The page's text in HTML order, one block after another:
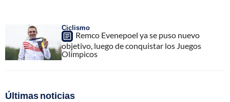
Ciclismo
Remco Evenepoel ya se puso nuevo
objetivo, luego de conquistar los Juegos
Olímpicos
Últimas noticias